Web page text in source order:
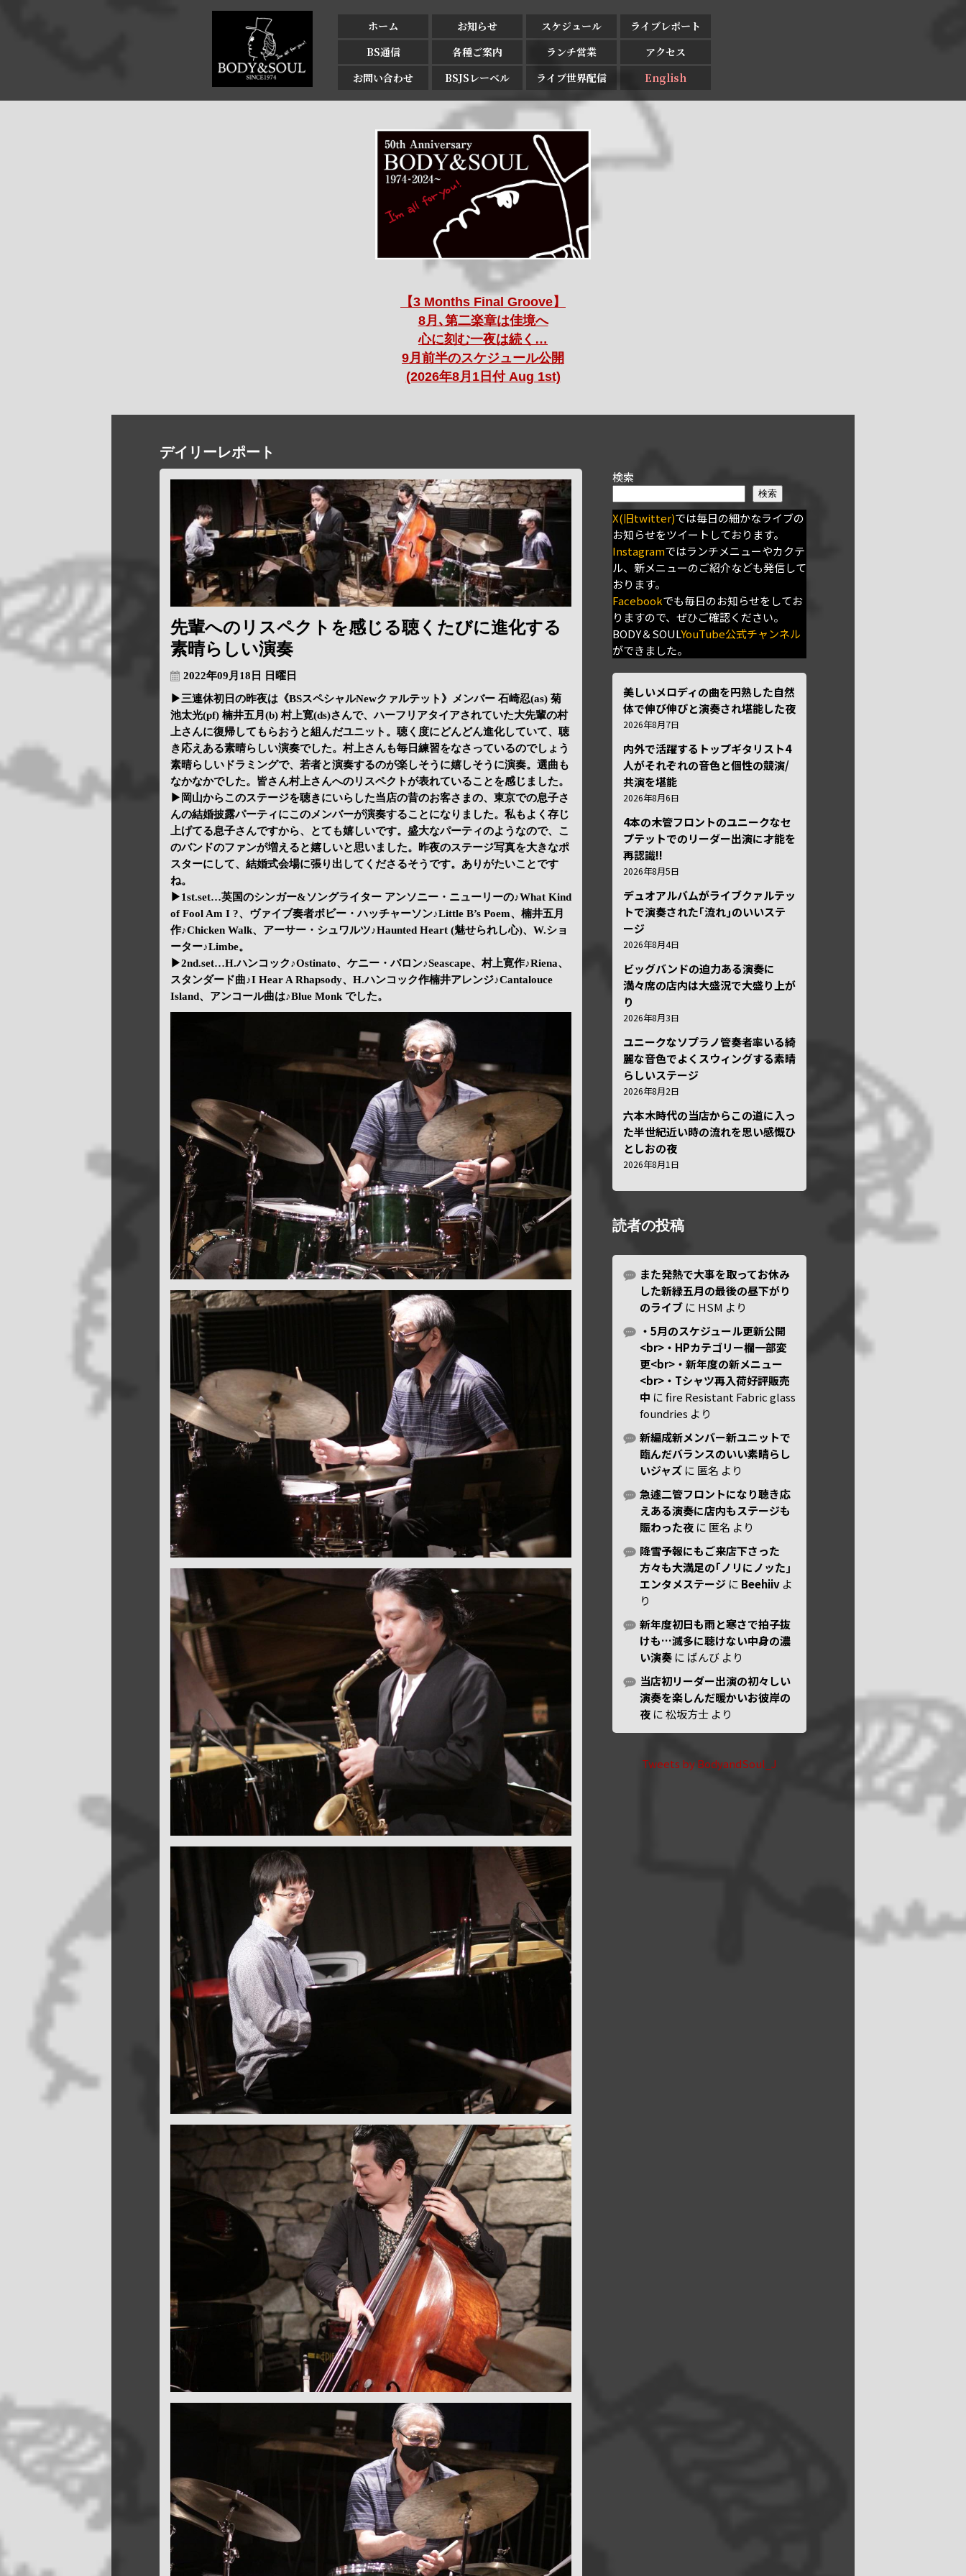
ホーム お知らせ スケジュール
ライブレポート
BS通信
各種ご案内 ランチ営業
アクセス
お問い合わせ
BSJSレーベル ライブ世界配信 English
【3 Months Final Groove】
8月､第二楽章は佳境へ
心に刻む一夜は続く…
9月前半のスケジュール公開
(2026年8月1日付 Aug 1st)
デイリーレポート
先輩へのリスペクトを感じる聴くたびに進化する
素晴らしい演奏
2022年09月18日 日曜日
▶三連休初日の昨夜は《BSスペシャルNewクァルテット》メンバー 石崎忍(as) 菊
池太光(pf) 楠井五月(b) 村上寛(ds)さんで、ハーフリアタイアされていた大先輩の村
上さんに復帰してもらおうと組んだユニット。聴く度にどんどん進化していて、聴
き応えある素晴らしい演奏でした。村上さんも毎日練習をなさっているのでしょう
素晴らしいドラミングで、若者と演奏するのが楽しそうに嬉しそうに演奏。選曲も
なかなかでした。皆さん村上さんへのリスペクトが表れていることを感じました。
▶岡山からこのステージを聴きにいらした当店の昔のお客さまの、東京での息子さ
んの結婚披露パーティにこのメンバーが演奏することになりました。私もよく存じ
上げてる息子さんですから、とても嬉しいです。盛大なパーティのようなので、こ
のバンドのファンが増えると嬉しいと思いました。昨夜のステージ写真を大きなポ
スターにして、結婚式会場に張り出してくださるそうです。ありがたいことです
ね。
▶1st.set…英国のシンガー&ソングライター アンソニー・ニューリーの♪What Kind
of Fool Am I ?、ヴァイブ奏者ボビー・ハッチャーソン♪Little B’s Poem、楠井五月
作♪Chicken Walk、アーサー・シュワルツ♪Haunted Heart (魅せられし心)、W.ショ
ーター♪Limbe。
▶2nd.set…H.ハンコック♪Ostinato、ケニー・バロン♪Seascape、村上寛作♪Riena、
スタンダード曲♪I Hear A Rhapsody、H.ハンコック作楠井アレンジ♪Cantalouce
Island、アンコール曲は♪Blue Monk でした。
検索
検索
X(旧twitter)では毎日の細かなライブの
お知らせをツイートしております。
Instagramではランチメニューやカクテ
ル、新メニューのご紹介なども発信して
おります。
Facebookでも毎日のお知らせをしてお
りますので、ぜひご確認ください。
BODY＆SOULYouTube公式チャンネル
ができました。
美しいメロディの曲を円熟した自然
体で伸び伸びと演奏され堪能した夜
2026年8月7日
内外で活躍するトップギタリスト4
人がそれぞれの音色と個性の競演/
共演を堪能
2026年8月6日
4本の木管フロントのユニークなセ
プテットでのリーダー出演に才能を
再認識!!
2026年8月5日
デュオアルバムがライブクァルテッ
トで演奏された｢流れ｣のいいステ
ージ
2026年8月4日
ビッグバンドの迫力ある演奏に
満々席の店内は大盛況で大盛り上が
り
2026年8月3日
ユニークなソプラノ管奏者率いる綺
麗な音色でよくスウィングする素晴
らしいステージ
2026年8月2日
六本木時代の当店からこの道に入っ
た半世紀近い時の流れを思い感慨ひ
としおの夜
2026年8月1日
読者の投稿
また発熱で大事を取ってお休み
した新緑五月の最後の昼下がり
のライブ に HSM より
・5月のスケジュール更新公開
<br>・HPカテゴリー欄一部変
更<br>・新年度の新メニュー
<br>・Tシャツ再入荷好評販売
中 にfire Resistant Fabric glass
foundries より
新編成新メンバー新ユニットで
臨んだバランスのいい素晴らし
いジャズ に 匿名 より
急遽二管フロントになり聴き応
えある演奏に店内もステージも
賑わった夜 に 匿名 より
降雪予報にもご来店下さった
方々も大満足の｢ノリにノッた｣
エンタメステージ に Beehiiv よ
り
新年度初日も雨と寒さで拍子抜
けも…滅多に聴けない中身の濃
い演奏 に ばんび より
当店初リーダー出演の初々しい
演奏を楽しんだ暖かいお彼岸の
夜 に松坂方士 より
Tweets by BodyandSoul_J